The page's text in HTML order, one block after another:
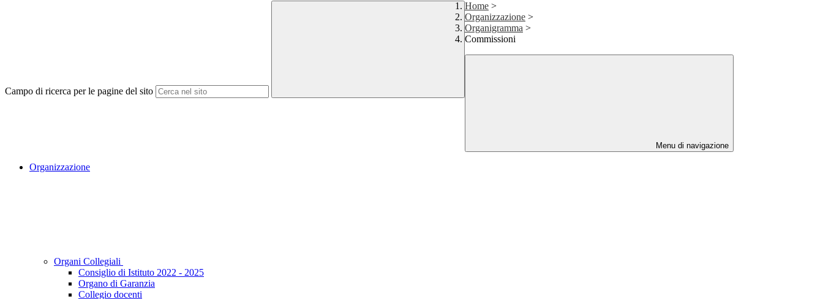
Campo di ricerca per le pagine del sito
Home >
Organizzazione >
Organigramma >
Commissioni
Menu di navigazione
Organizzazione
Organi Collegiali
Consiglio di Istituto 2022 - 2025
Organo di Garanzia
Collegio docenti